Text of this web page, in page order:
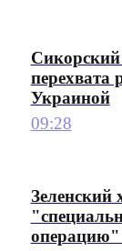
Сикорский
перехвата
Украиной
09:28
Зеленский
операцию"